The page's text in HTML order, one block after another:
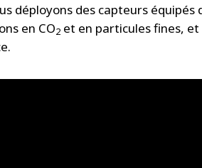
déployons des capteurs équipés
en CO2 et en particules fines, et